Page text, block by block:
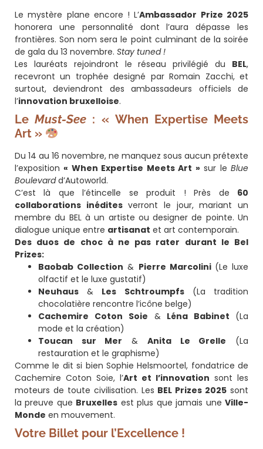
Le mystère plane encore ! L’Ambassador Prize 2025
honorera une personnalité dont l’aura dépasse les
frontières. Son nom sera le point culminant de la soirée
de gala du 13 novembre. Stay tuned !
Les lauréats rejoindront le réseau privilégié du BEL,
recevront un trophée designé par Romain Zacchi, et
surtout, deviendront des ambassadeurs officiels de
l’innovation bruxelloise.
LeMust-See : « When Expertise Meets
Art »
Du 14 au 16 novembre, ne manquez sous aucun prétexte
l’exposition« When Expertise Meets Art »sur leBlue
Boulevardd’Autoworld.
C’est là que l’étincelle se produit ! Près de 60
collaborations inéditesverront le jour, mariant un
membre du BEL à un artiste ou designer de pointe. Un
dialogue unique entre artisanat et art contemporain.
Des duos de choc à ne pas rater durant le Bel
Prizes:
Baobab Collection & Pierre Marcolini (Le luxe
olfactif et le luxe gustatif)
Neuhaus & Les Schtroumpfs(La tradition
chocolatière rencontre l’icône belge)
Cachemire Coton Soie & Léna Babinet (La
mode et la création)
Toucan sur Mer & Anita Le Grelle (La
restauration et le graphisme)
Comme le dit si bien Sophie Helsmoortel, fondatrice de
Cachemire Coton Soie, l’Art et l’innovation sont les
moteurs de toute civilisation. Les BEL Prizes 2025 sont
la preuve que Bruxelles est plus que jamais uneVille-
Monde en mouvement.
Votre Billet pour l’Excellence !